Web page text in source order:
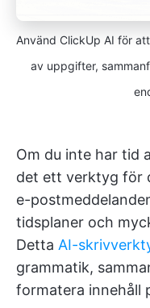
Använd ClickUp AI för
av uppgifter,
Om du inte har tid
det ett verktyg för
e-
tidsplaner och
Detta AI-
grammatik,
formatera innehåll